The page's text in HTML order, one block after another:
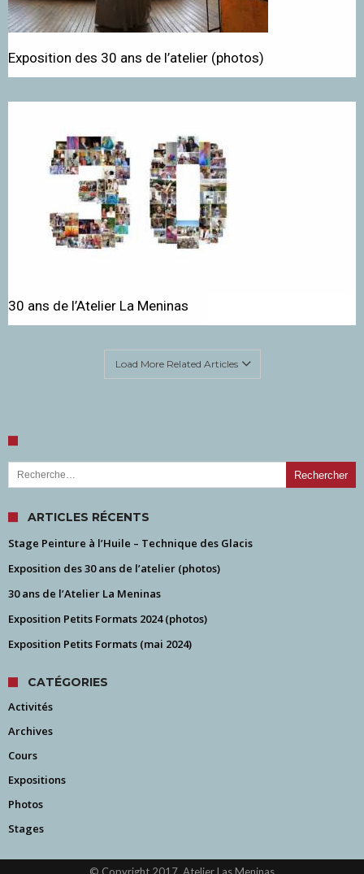
Exposition des 30 ans de l’atelier (photos)
30 ans de l’Atelier La Meninas
Load More Related Articles
Rechercher :
ARTICLES RÉCENTS
Stage Peinture à l’Huile – Technique des Glacis
Exposition des 30 ans de l’atelier (photos)
30 ans de l’Atelier La Meninas
Exposition Petits Formats 2024 (photos)
Exposition Petits Formats (mai 2024)
CATÉGORIES
Activités
Archives
Cours
Expositions
Photos
Stages